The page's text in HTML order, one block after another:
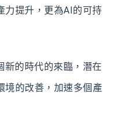
力提升，更為AI的可持
新的時代的來臨，潛在
境的改善，加速多個產